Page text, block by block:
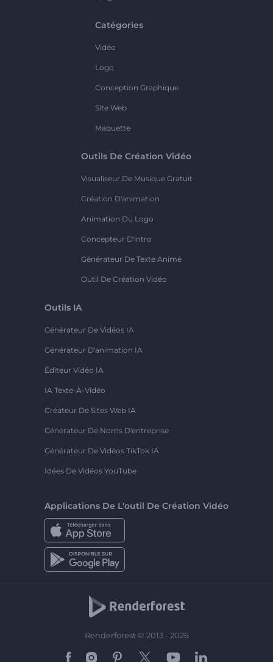
Catégories
Vidéo
Logo
Conception Graphique
Site Web
Maquette
Outils De Création Vidéo
Visualiseur De Musique Gratuit
Création D'animation
Animation Du Logo
Concepteur D'intro
Générateur De Texte Animé
Outil De Création Vidéo
Outils IA
Générateur De Vidéos IA
Générateur D'animation IA
Éditeur Vidéo IA
IA Texte-À-Vidéo
Créateur De Sites Web IA
Générateur De Noms D'entreprise
Générateur De Vidéos TikTok IA
Idées De Vidéos YouTube
Applications De L'outil De Création Vidéo
Renderforest © 2013 - 2026